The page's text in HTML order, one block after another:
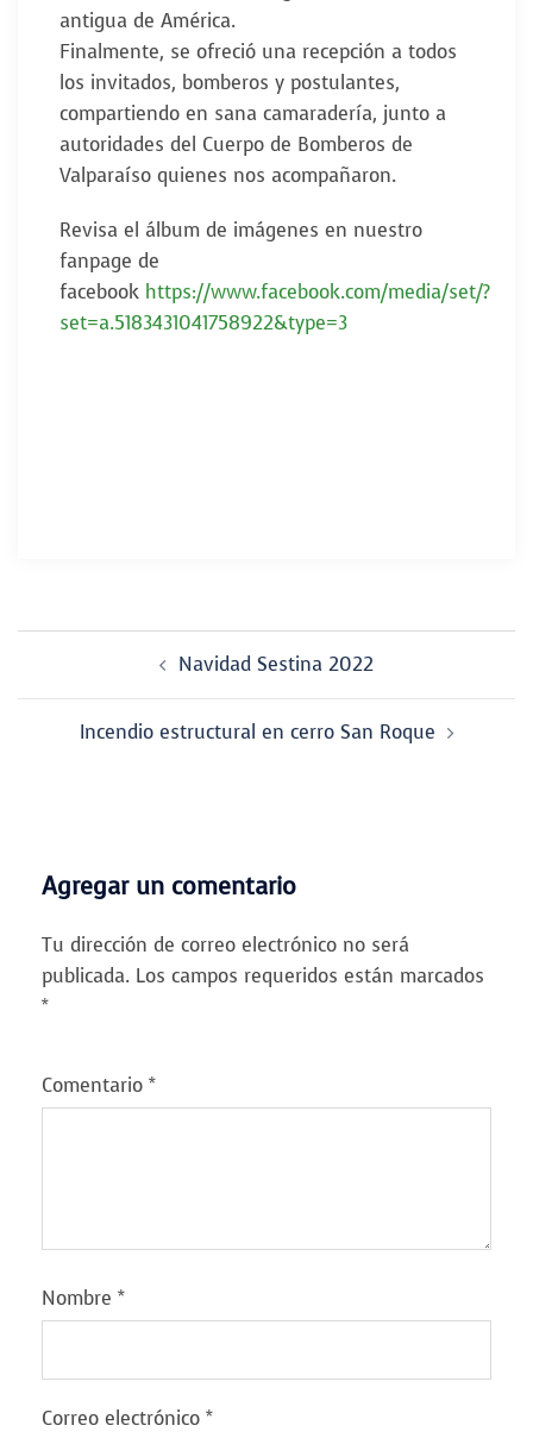
antigua de América.
Finalmente, se ofreció una recepción a todos
los invitados, bomberos y postulantes,
compartiendo en sana camaradería, junto a
autoridades del Cuerpo de Bomberos de
Valparaíso quienes nos acompañaron.
Revisa el álbum de imágenes en nuestro
fanpage de
facebook https://www.facebook.com/media/set/?
set=a.5183431041758922&type=3
entradas
Navidad Sestina 2022
Incendio estructural en cerro San Roque
Agregar un comentario
Tu dirección de correo electrónico no será
publicada. Los campos requeridos están marcados
*
Comentario *
Nombre *
Correo electrónico *